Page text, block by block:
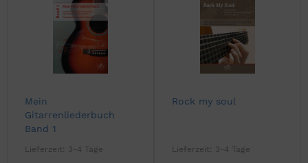
Mein
Gitarrenliederbuch
Band 1
Lieferzeit: 3-4 Tage
Rock my soul
Lieferzeit: 3-4 Tage